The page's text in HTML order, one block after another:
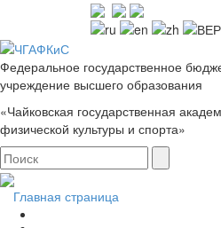
Федеральное государственное
учреждение высшего образования
«Чайковская государственная
физической культуры и спорта»
Главная страница